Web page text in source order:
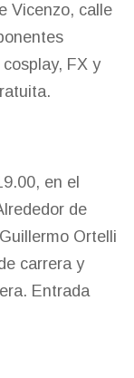
Vicenzo, calle
FX y
en el
de
Ortelli
carrera y
Entrada